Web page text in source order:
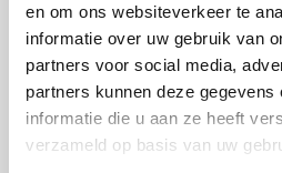
en om ons websiteverkeer te
informatie over uw gebruik van
partners voor social media,
partners kunnen deze
informatie die u aan ze heeft
verzameld op basis van uw
stoomoven en voeg de prei
zorg wel dat je nog structuur
Stap 8:
Serveer de stamppot met de